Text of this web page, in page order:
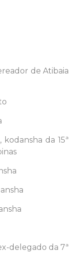
de Atibaia
da 15ª
delegado da 7ª